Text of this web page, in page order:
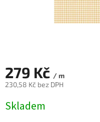
279 Kč / m
230,58 Kč bez DPH
cena:
Skladem